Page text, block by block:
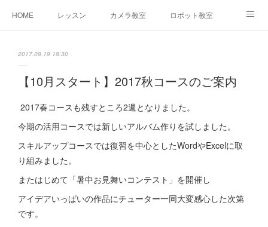
HOME レッスン カメラ教室 ロボット教室
2017.09.19 18:30
【10月スタート】2017秋コースのご案内
2017春コースも残すところ2週となりました。
今期の活用コースでは新しいアルバム作りを試しました。
スキルアップコースでは復習を中心としたWordやExcelに取
り組みました。
またはじめて「暑中お見舞いコンテスト」を開催し
アイデアいっぱいの作品にチューター一同大変感心した次第
です。